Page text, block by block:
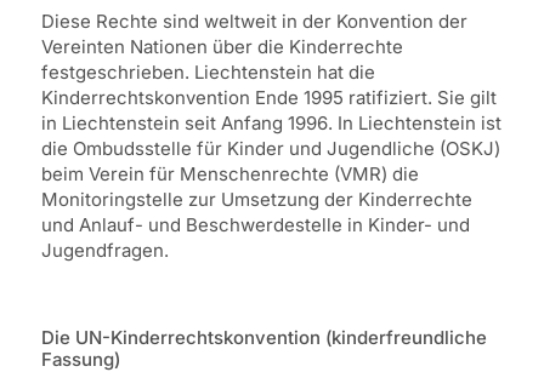
Diese Rechte sind weltweit in der Konvention der
Vereinten Nationen über die Kinderrechte
festgeschrieben. Liechtenstein hat die
Kinderrechtskonvention Ende 1995 ratifiziert. Sie gilt
in Liechtenstein seit Anfang 1996. In Liechtenstein ist
die Ombudsstelle für Kinder und Jugendliche (OSKJ)
beim Verein für Menschenrechte (VMR) die
Monitoringstelle zur Umsetzung der Kinderrechte
und Anlauf- und Beschwerdestelle in Kinder- und
Jugendfragen.
Die UN-Kinderrechtskonvention (kinderfreundliche
Fassung)